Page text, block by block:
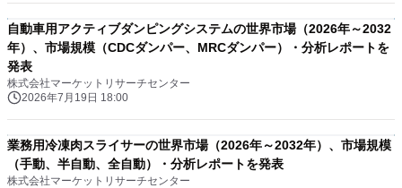
自動車用アクティブダンピングシステムの世界市場（2026年～2032
年）、市場規模（CDCダンパー、MRCダンパー）・分析レポートを
発表
株式会社マーケットリサーチセンター
2026年7月19日 18:00
業務用冷凍肉スライサーの世界市場（2026年～2032年）、市場規模
（手動、半自動、全自動）・分析レポートを発表
株式会社マーケットリサーチセンター